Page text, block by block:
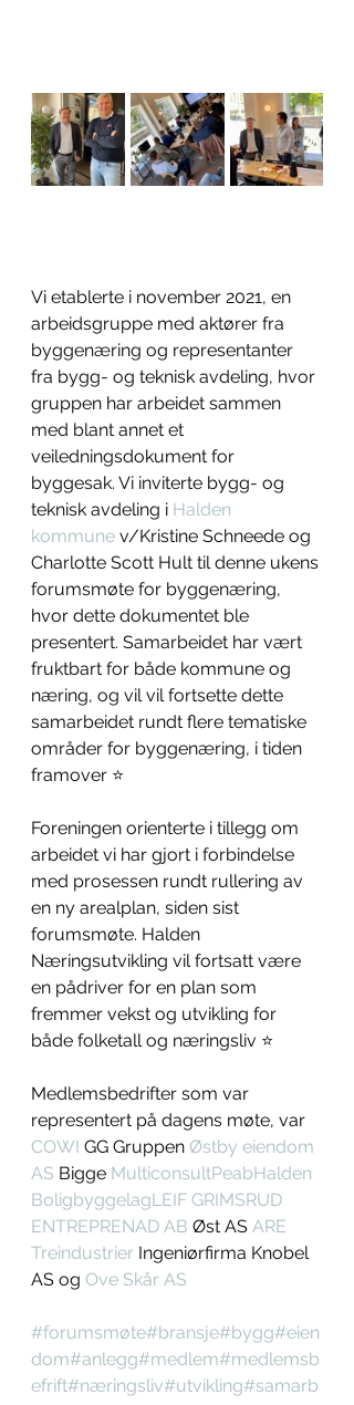
Vi etablerte i november 2021, en
arbeidsgruppe med aktører fra
byggenæring og representanter
fra bygg- og teknisk avdeling, hvor
gruppen har arbeidet sammen
med blant annet et
veiledningsdokument for
byggesak. Vi inviterte bygg- og
teknisk avdeling i Halden
kommune v/Kristine Schneede og
Charlotte Scott Hult til denne ukens
forumsmøte for byggenæring,
hvor dette dokumentet ble
presentert. Samarbeidet har vært
fruktbart for både kommune og
næring, og vil vil fortsette dette
samarbeidet rundt flere tematiske
områder for byggenæring, i tiden
framover ⭐️
Foreningen orienterte i tillegg om
arbeidet vi har gjort i forbindelse
med prosessen rundt rullering av
en ny arealplan, siden sist
forumsmøte. Halden
Næringsutvikling vil fortsatt være
en pådriver for en plan som
fremmer vekst og utvikling for
både folketall og næringsliv ⭐️
Medlemsbedrifter som var
representert på dagens møte, var
COWI GG Gruppen Østby eiendom
AS Bigge MulticonsultPeabHalden
BoligbyggelagLEIF GRIMSRUD
ENTREPRENAD AB Øst AS ARE
Treindustrier Ingeniørfirma Knobel
AS og Ove Skår AS
#forumsmøte#bransje#bygg#eien
dom#anlegg#medlem#medlemsb
efrift#næringsliv#utvikling#samarb